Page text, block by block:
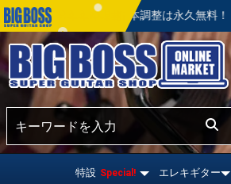
入後の基本調整は永久無料！ 【
特設 Special! エレキギター